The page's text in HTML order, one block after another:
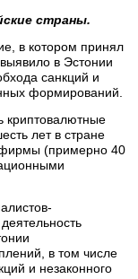
страны.
в котором принял
в Эстонии
санкций и
формирований.
криптовалютные
лет в стране
фирмы (примерно 40
в том числе
и незаконного